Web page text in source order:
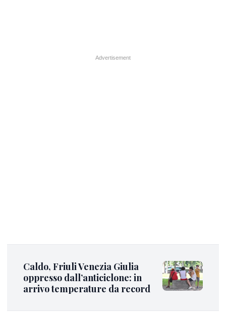
Caldo, Friuli Venezia Giulia
oppresso dall’anticiclone: in
arrivo temperature da record